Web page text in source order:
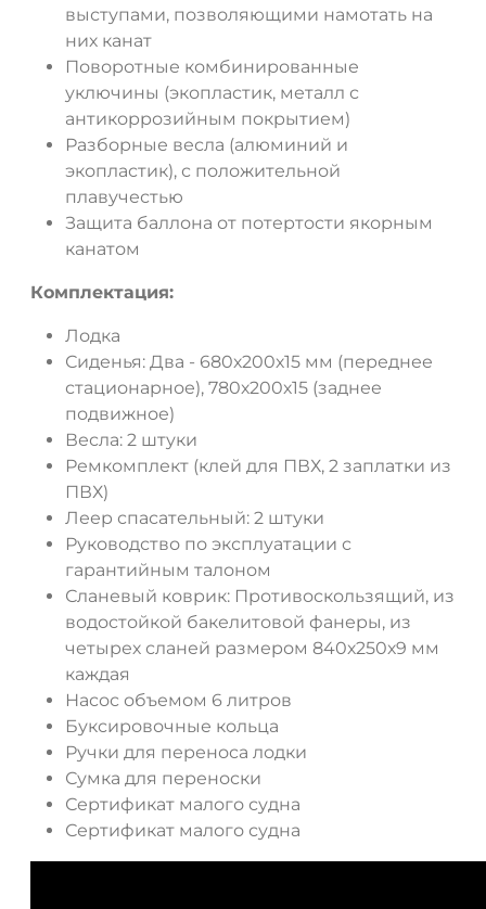
выступами, позволяющими намотать на
них канат
Поворотные комбинированные
уключины (экопластик, металл с
антикоррозийным покрытием)
Разборные весла (алюминий и
экопластик), с положительной
плавучестью
Защита баллона от потертости якорным
канатом
Комплектация:
Лодка
Сиденья: Два - 680х200х15 мм (переднее
стационарное), 780х200х15 (заднее
подвижное)
Весла: 2 штуки
Ремкомплект (клей для ПВХ, 2 заплатки из
ПВХ)
Леер спасательный: 2 штуки
Руководство по эксплуатации с
гарантийным талоном
Сланевый коврик: Противоскользящий, из
водостойкой бакелитовой фанеры, из
четырех сланей размером 840х250х9 мм
каждая
Насос объемом 6 литров
Буксировочные кольца
Ручки для переноса лодки
Сумка для переноски
Сертификат малого судна
Сертификат малого судна
ДА НЕТ